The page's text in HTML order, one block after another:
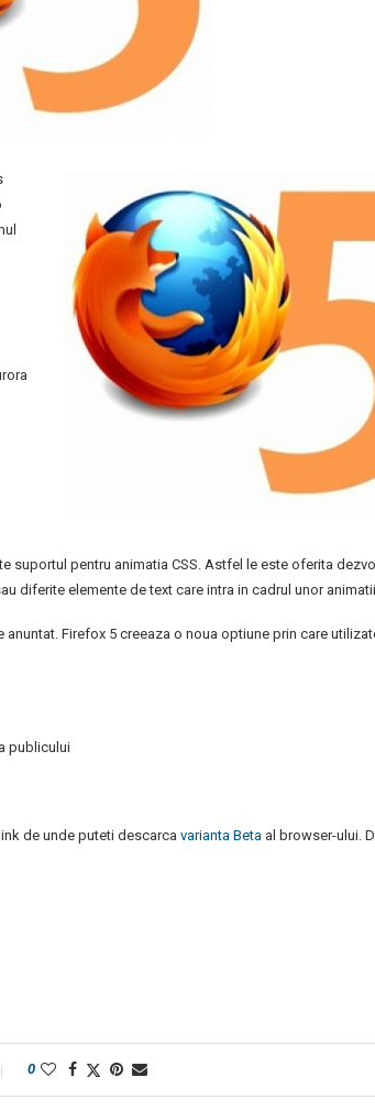
suportul pentru animatia CSS. Astfel le este oferita
diferite elemente de text care intra in cadrul unor
Firefox 5 creeaza o noua optiune prin care
publicului
de unde puteti descarca varianta Beta al browser-ului.
0